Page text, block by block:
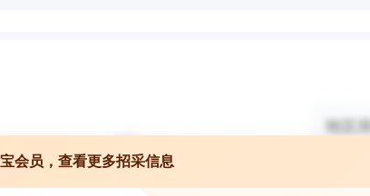
会员，查看更多招采信息